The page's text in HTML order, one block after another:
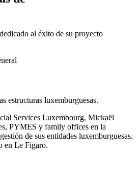
al éxito de su proyecto
estructuras luxemburguesas.
Services Luxembourg, Mickaël
PYMES y family offices en la
de sus entidades luxemburguesas.
en Le Figaro.